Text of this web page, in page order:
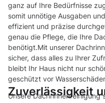
ganz auf Ihre Bedürfnisse
somit unnötige Ausgaben
effizient und präzise
genau die Pflege, die Ihre
benötigt.Mit unserer
sicher, dass alles zu Ihrer
bleibt Ihr Haus nicht nur
geschützt vor
Zuverlässigkeit
Unsere Dachrinnenreinigung